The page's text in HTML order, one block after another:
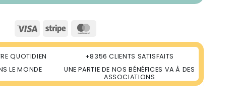
Visa Stripe
QUOTIDIEN
+8356 CLIENTS SATISFAITS
LE MONDE
UNE PARTIE DE NOS BÉNÉFICES VA À DES
ASSOCIATIONS